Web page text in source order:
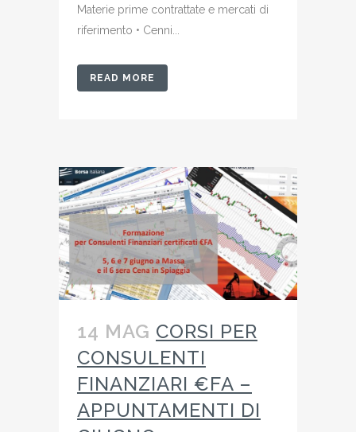
Materie prime contrattate e mercati di
riferimento • Cenni...
READ MORE
14 MAG CORSI PER
CONSULENTI
FINANZIARI €FA –
APPUNTAMENTI DI